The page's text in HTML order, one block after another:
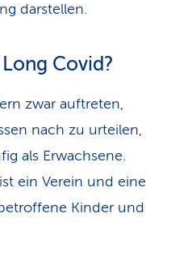
darstellen.
Covid?
zwar auftreten,
nach zu urteilen,
als Erwachsene.
ein Verein und eine
Kinder und